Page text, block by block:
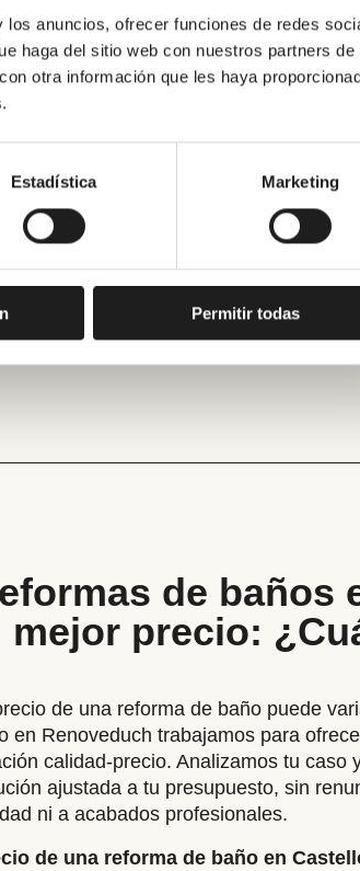
anuncios, ofrecer funciones de redes
haga del sitio web con nuestros partners de
otra información que les haya
Estadística Marketing
Permitir todas
en Castellón?
de baños
mejor precio:
de una reforma de baño puede
en Renoveduch trabajamos para
calidad‑precio. Analizamos tu caso
ajustada a tu presupuesto, sin
ni a acabados profesionales.
de una reforma de baño en